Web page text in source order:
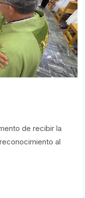
de recibir la
al